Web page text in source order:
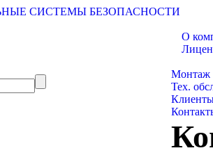
СИСТЕМЫ БЕЗОПАСНОСТИ
О
Монтаж
Тех.